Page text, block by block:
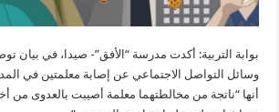
بوابة التربية: أكدت مدرسة “الأفق”- صيدا، في بيان
وسائل التواصل الاجتماعي عن إصابة معلمتين في
أنها “ناتجة من مخالطتهما معلمة أصيبت بالعدوى من